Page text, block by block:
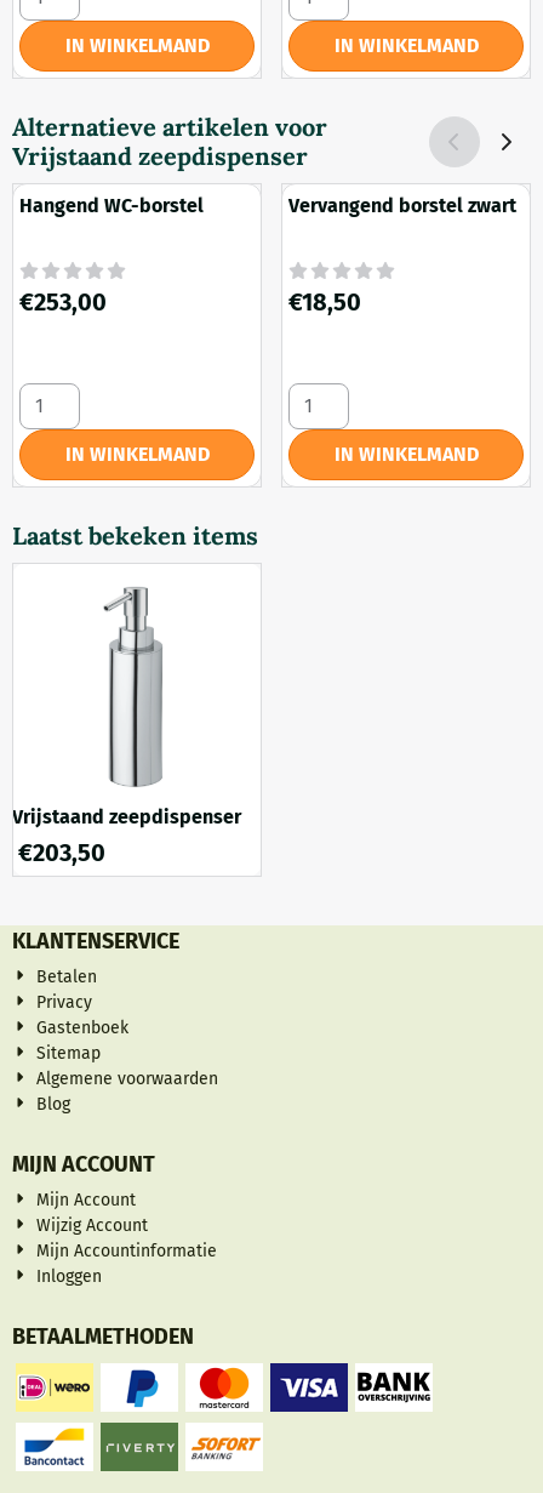
IN WINKELMAND IN WINKELMAND
Alternatieve artikelen voor
Vrijstaand zeepdispenser
Hangend WC-borstel
Prijs: 253,00
€253,00
Aantal kiezen voor Hangend WC-borstel
IN WINKELMAND
Vervangend borstel zwart
Prijs: 18,50
€18,50
Aantal kiezen voor
IN WINKELMAND
Laatst bekeken items
Vrijstaand zeepdispenser
€203,50
KLANTENSERVICE
Betalen
Privacy
Gastenboek
Sitemap
Algemene voorwaarden
Blog
MIJN ACCOUNT
Mijn Account
Wijzig Account
Mijn Accountinformatie
Inloggen
BETAALMETHODEN